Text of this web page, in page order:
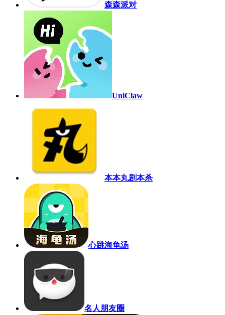
森森派对
UniClaw
本本丸剧本杀
心跳海龟汤
名人朋友圈